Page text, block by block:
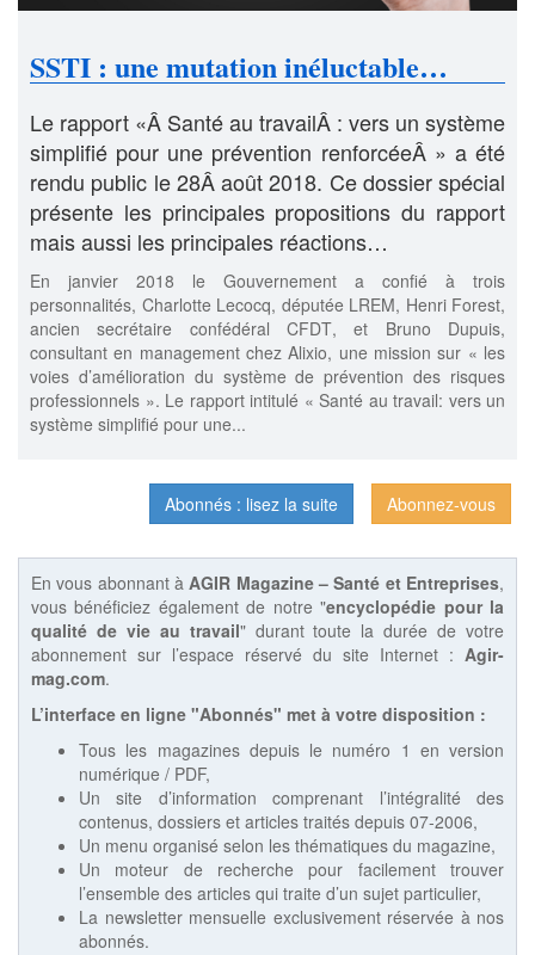
SSTI : une mutation inéluctable…
Le rapport «Â Santé au travailÂ : vers un système
simplifié pour une prévention renforcéeÂ » a été
rendu public le 28Â août 2018. Ce dossier spécial
présente les principales propositions du rapport
mais aussi les principales réactions…
En janvier 2018 le Gouvernement a confié à trois
personnalités, Charlotte Lecocq, députée LREM, Henri Forest,
ancien secrétaire confédéral CFDT, et Bruno Dupuis,
consultant en management chez Alixio, une mission sur « les
voies d’amélioration du système de prévention des risques
professionnels ». Le rapport intitulé « Santé au travail: vers un
système simplifié pour une...
Abonnez-vous
Abonnés : lisez la suite
En vous abonnant àAGIR Magazine – Santé et Entreprises,
vous bénéficiez également de notre "encyclopédie pour la
qualité de vie au travail" durant toute la durée de votre
abonnement sur l’espace réservé du site Internet : Agir-
mag.com.
L’interface en ligne "Abonnés" met à votre disposition :
Tous les magazines depuis le numéro 1 en version
numérique / PDF,
Un site d’information comprenant l’intégralité des
contenus, dossiers et articles traités depuis 07-2006,
Un menu organisé selon les thématiques du magazine,
Un moteur de recherche pour facilement trouver
l’ensemble des articles qui traite d’un sujet particulier,
La newsletter mensuelle exclusivement réservée à nos
abonnés.